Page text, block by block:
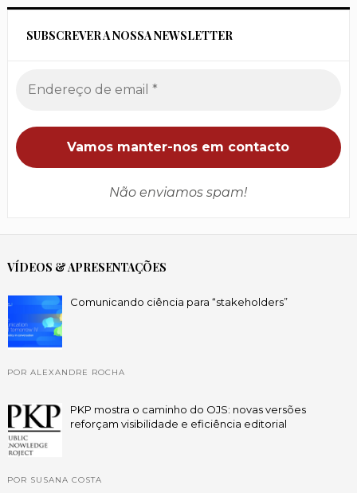
SUBSCREVER A NOSSA NEWSLETTER
Não enviamos spam!
VÍDEOS & APRESENTAÇÕES
Comunicando ciência para “stakeholders”
POR ALEXANDRE ROCHA
PKP mostra o caminho do OJS: novas versões
reforçam visibilidade e eficiência editorial
POR SUSANA COSTA